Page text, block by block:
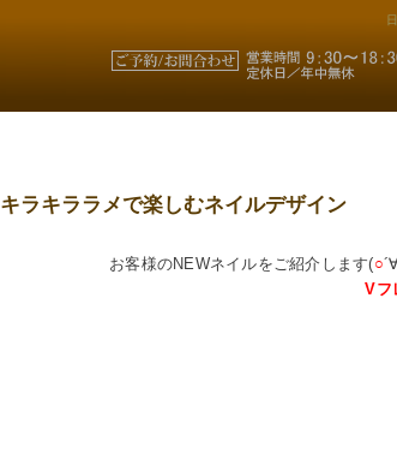
キラキララメで楽しむネイルデザイン
お客様のNEWネイルをご紹介します(○
Vフ